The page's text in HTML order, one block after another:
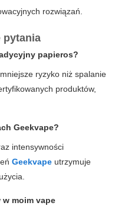
rozwiązań.
pytania
papieros?
ryzyko niż spalanie
produktów,
Geekvape?
intensywności
Geekvape utrzymuje
w moim vape